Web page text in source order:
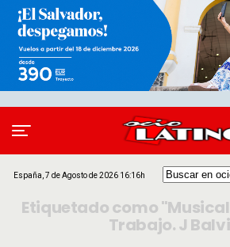
España, 7 de Agosto de 2026 16:16h
Etiquetado como
Trabajo. J